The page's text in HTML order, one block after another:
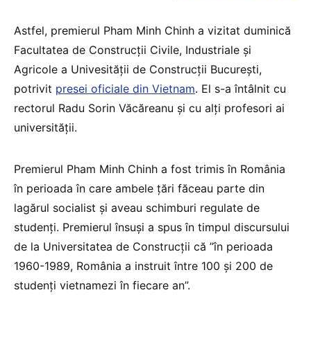
Astfel, premierul Pham Minh Chinh a vizitat duminică
Facultatea de Construcții Civile, Industriale și
Agricole a Univesității de Construcții București,
potrivit presei oficiale din Vietnam. El s-a întâlnit cu
rectorul Radu Sorin Văcăreanu și cu alți profesori ai
universității.
Premierul Pham Minh Chinh a fost trimis în România
în perioada în care ambele țări făceau parte din
lagărul socialist și aveau schimburi regulate de
studenți. Premierul însuși a spus în timpul discursului
de la Universitatea de Construcții că ”în perioada
1960-1989, România a instruit între 100 și 200 de
studenți vietnamezi în fiecare an”.